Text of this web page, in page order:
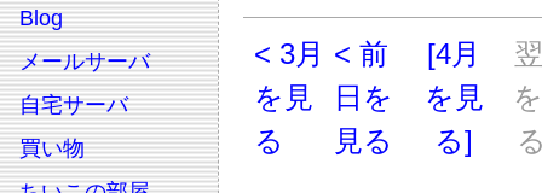
Blog
メールサーバ
自宅サーバ
買い物
< 3月
を見
る
< 前
日を
見る
[4月
を見
る]